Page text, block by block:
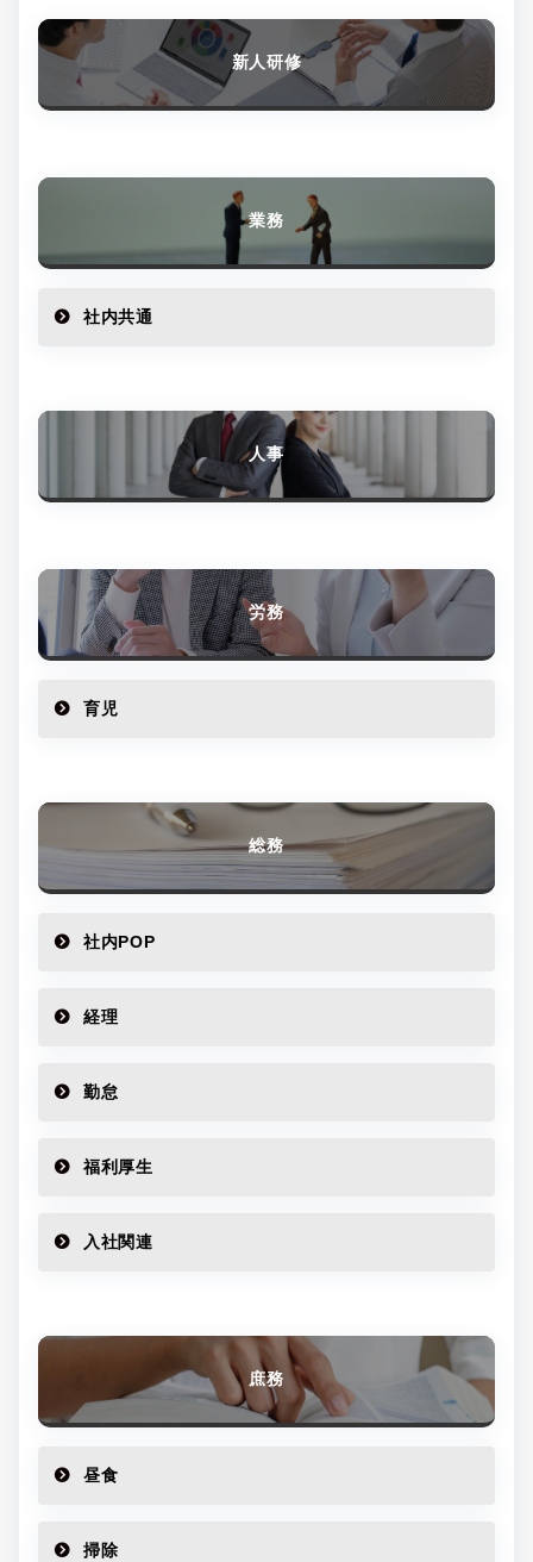
新人研修
業務
社内共通
人事
労務
育児
総務
社内POP
経理
勤怠
福利厚生
入社関連
庶務
昼食
掃除